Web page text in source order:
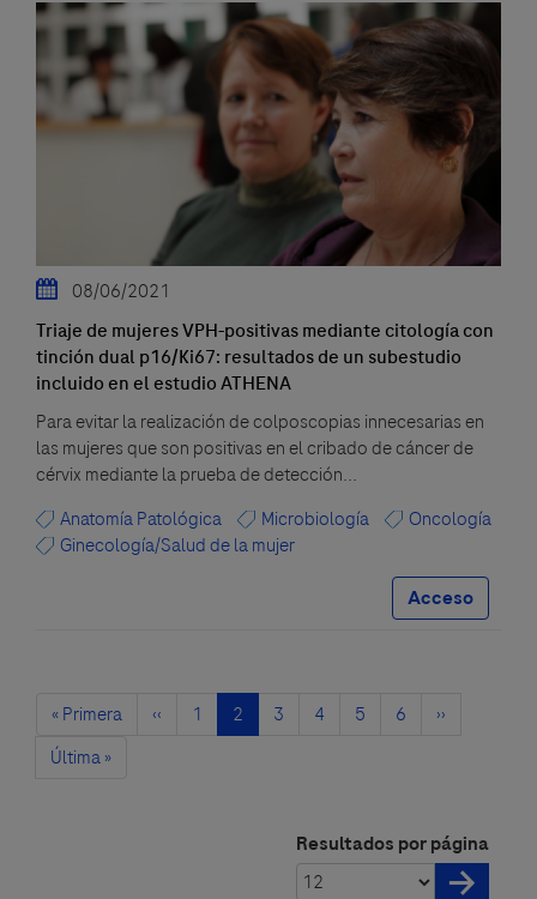
08/06/2021
Triaje de mujeres VPH-positivas mediante citología con
tinción dual p16/Ki67: resultados de un subestudio
incluido en el estudio ATHENA
Para evitar la realización de colposcopias innecesarias en
las mujeres que son positivas en el cribado de cáncer de
cérvix mediante la prueba de detección...
Anatomía Patológica
Microbiología
Oncología
Ginecología/Salud de la mujer
Acceso
Primera
página
« Primera
Página
‹‹ Página
1
Página
actual
2 Página
3 Página
4 Página
5 Página
6
Siguiente
››
Última
Última »
Resultados por página